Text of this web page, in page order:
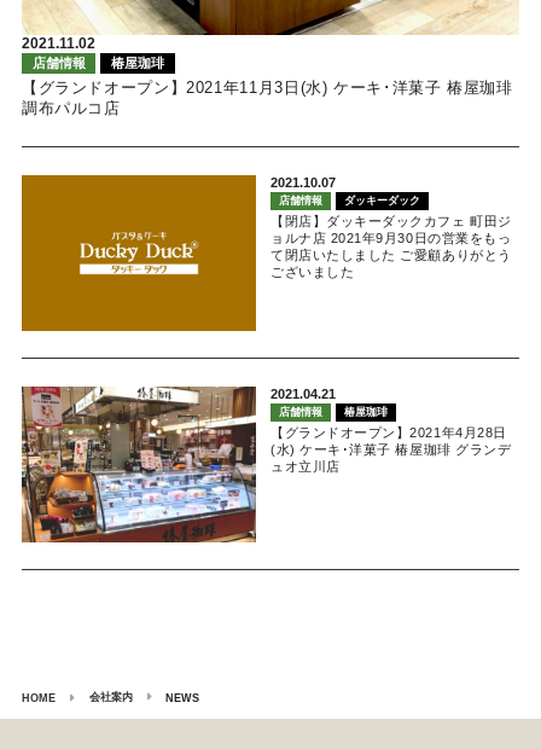
2021.11.02
店舗情報 椿屋珈琲
【グランドオープン】2021年11月3日(水) ケーキ･洋菓子 椿屋珈琲
調布パルコ店
2021.10.07
店舗情報 ダッキーダック
【閉店】ダッキーダックカフェ 町田ジ
ョルナ店 2021年9月30日の営業をもっ
て閉店いたしました ご愛顧ありがとう
ございました
2021.04.21
店舗情報 椿屋珈琲
【グランドオープン】2021年4月28日
(水) ケーキ･洋菓子 椿屋珈琲 グランデ
ュオ立川店
HOME 会社案内 NEWS